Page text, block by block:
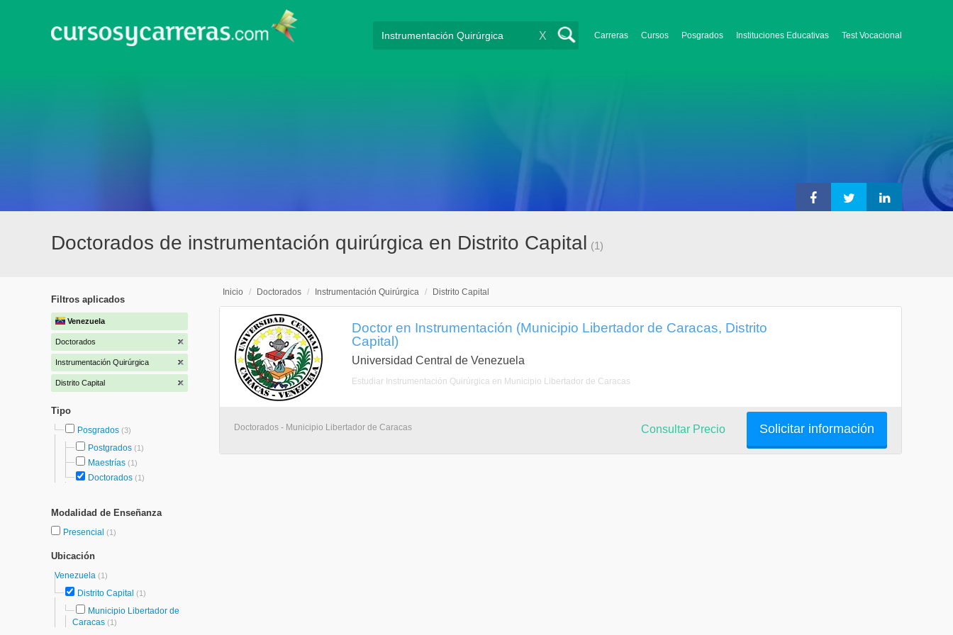
Carreras Cursos Posgrados Instituciones Educativas Test Vocacional
X
Doctorados de instrumentación quirúrgica en Distrito Capital (1)
Filtros aplicados
Venezuela
Doctorados
Instrumentación Quirúrgica
Distrito Capital
Tipo
Posgrados (3)
Postgrados (1)
Maestrías (1)
Doctorados (1)
Modalidad de Enseñanza
Presencial (1)
Ubicación
Venezuela (1)
Distrito Capital (1)
Municipio Libertador de
Caracas (1)
Inicio / Doctorados / Instrumentación Quirúrgica / Distrito Capital
Doctor en Instrumentación (Municipio Libertador de Caracas, Distrito
Capital)
Universidad Central de Venezuela
Estudiar Instrumentación Quirúrgica en Municipio Libertador de Caracas
Doctorados - Municipio Libertador de Caracas Solicitar información
Consultar Precio